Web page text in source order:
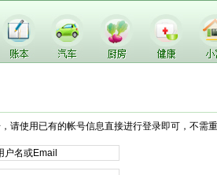
请使用已有的帐号信息直接进行登录即可，不需